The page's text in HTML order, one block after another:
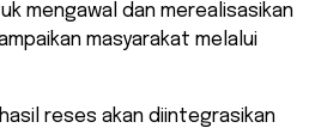
mengawal dan merealisasikan
masyarakat melalui
reses akan diintegrasikan